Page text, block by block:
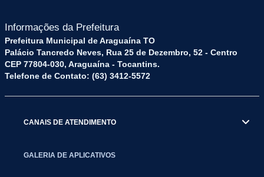
Informações da Prefeitura
Prefeitura Municipal de Araguaína TO
Palácio Tancredo Neves, Rua 25 de Dezembro, 52 - Centro
CEP 77804-030, Araguaína - Tocantins.
Telefone de Contato: (63) 3412-5572
CANAIS DE ATENDIMENTO
GALERIA DE APLICATIVOS